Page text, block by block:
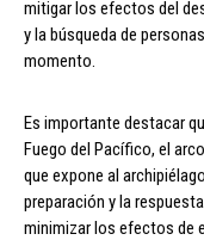
mitigar los efectos del
y la búsqueda de
momento.
Es importante destacar
Fuego del Pacífico, el
que expone al
preparación y la
minimizar los efectos de